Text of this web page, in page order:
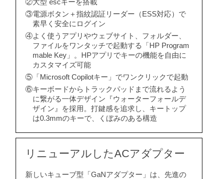
②大型 escキーを搭載
③電源ボタン＋指紋認証リーダー（ESS対応）で
素早く安全にログイン
④よく使うアプリやウェブサイト、フォルダー、
ファイルをワンタッチで起動する「HP Program
mable Key」。HPアプリでキーの機能を自由に
カスタマイズ可能
⑤「Microsoft Copilotキー」でワンクリックで起動
⑥キーボードからトラックパッドまで流れるよう
に繋がる一体デザイン『ウォーターフォールデ
ザイン』を採用。打鍵感を追求し、キートップ
は0.3mmのキーで、くぼみのある構造
リニューアルしたACアダプター
新しいキューブ型「GaNアダプター」は、先進の